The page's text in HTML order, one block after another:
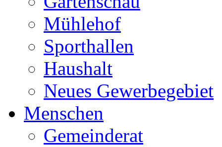
Mühlehof
Sporthallen
Haushalt
Neues Gewerbegebiet
Menschen
Gemeinderat